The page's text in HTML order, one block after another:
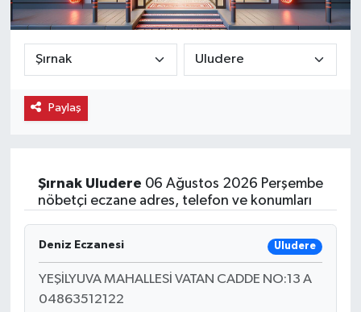
Paylaş
Şırnak Uludere 06 Ağustos 2026 Perşembe
nöbetçi eczane adres, telefon ve konumları
Deniz Eczanesi Uludere
YEŞİLYUVA MAHALLESİ VATAN CADDE NO:13 A
04863512122
Ekonomi
Emlak
Gurme
İlçe Haberleri